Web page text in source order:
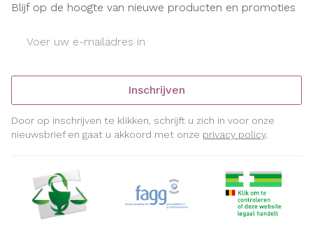
Blijf op de hoogte van nieuwe producten en promoties
Inschrijven
Door op inschrijven te klikken, schrijft u zich in voor onze
nieuwsbrief en gaat u akkoord met onze privacy policy.